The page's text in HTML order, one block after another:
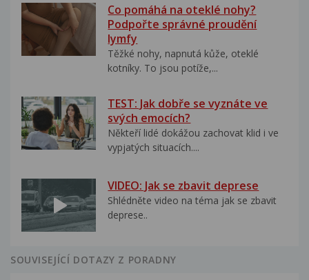
Co pomáhá na oteklé nohy?
Podpořte správné proudění
lymfy
Těžké nohy, napnutá kůže, oteklé
kotníky. To jsou potíže,...
TEST: Jak dobře se vyznáte ve
svých emocích?
Někteří lidé dokážou zachovat klid i ve
vypjatých situacích....
VIDEO: Jak se zbavit deprese
Shlédněte video na téma jak se zbavit
deprese..
SOUVISEJÍCÍ DOTAZY Z PORADNY